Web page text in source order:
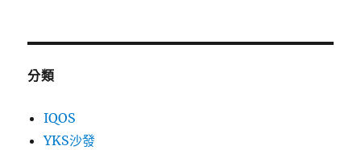
分類
IQOS
YKS沙發